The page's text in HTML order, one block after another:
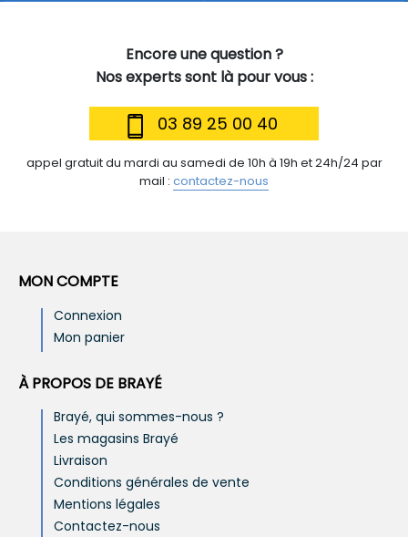
Encore une question ?
Nos experts sont là pour vous :
03 89 25 00 40
appel gratuit du mardi au samedi de 10h à 19h et 24h/24 par
mail : contactez-nous
MON COMPTE
Connexion
Mon panier
À PROPOS DE BRAYÉ
Brayé, qui sommes-nous ?
Les magasins Brayé
Livraison
Conditions générales de vente
Mentions légales
Contactez-nous